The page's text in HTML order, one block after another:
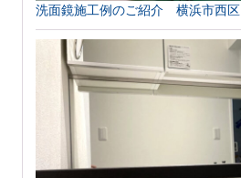
洗面鏡施工例のご紹介 横浜市西区